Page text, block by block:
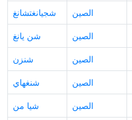
شجيانغتشانغ
الصين
شن يانغ
الصين
شنزن
الصين
شنغهاي
الصين
شيا من
الصين